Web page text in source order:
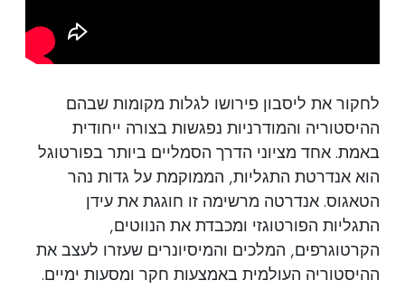
לחקור את ליסבון פירושו לגלות מקומות שבהם
ההיסטוריה והמודרניות נפגשות בצורה ייחודית
באמת. אחד מציוני הדרך הסמליים ביותר בפורטוגל
הוא אנדרטת התגליות, הממוקמת על גדות נהר
הטאגוס. אנדרטה מרשימה זו חוגגת את עידן
התגליות הפורטוגזי ומכבדת את הנווטים,
הקרטוגרפים, המלכים והמיסיונרים שעזרו לעצב את
ההיסטוריה העולמית באמצעות חקר ומסעות ימיים.